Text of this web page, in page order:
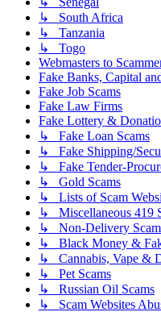
↳ South Africa
↳ Tanzania
↳ Togo
Webmasters to
Fake Banks, Capital
Fake Job Scams
Fake Law Firms
Fake Lottery &
↳ Fake Loan Scams
↳ Fake Shipping/
↳ Fake Tender-
↳ Gold Scams
↳ Lists of Scam
↳ Miscellaneous 419
↳ Non-Delivery
↳ Black Money &
↳ Cannabis, Vape &
↳ Pet Scams
↳ Russian Oil Scams
↳ Scam Websites